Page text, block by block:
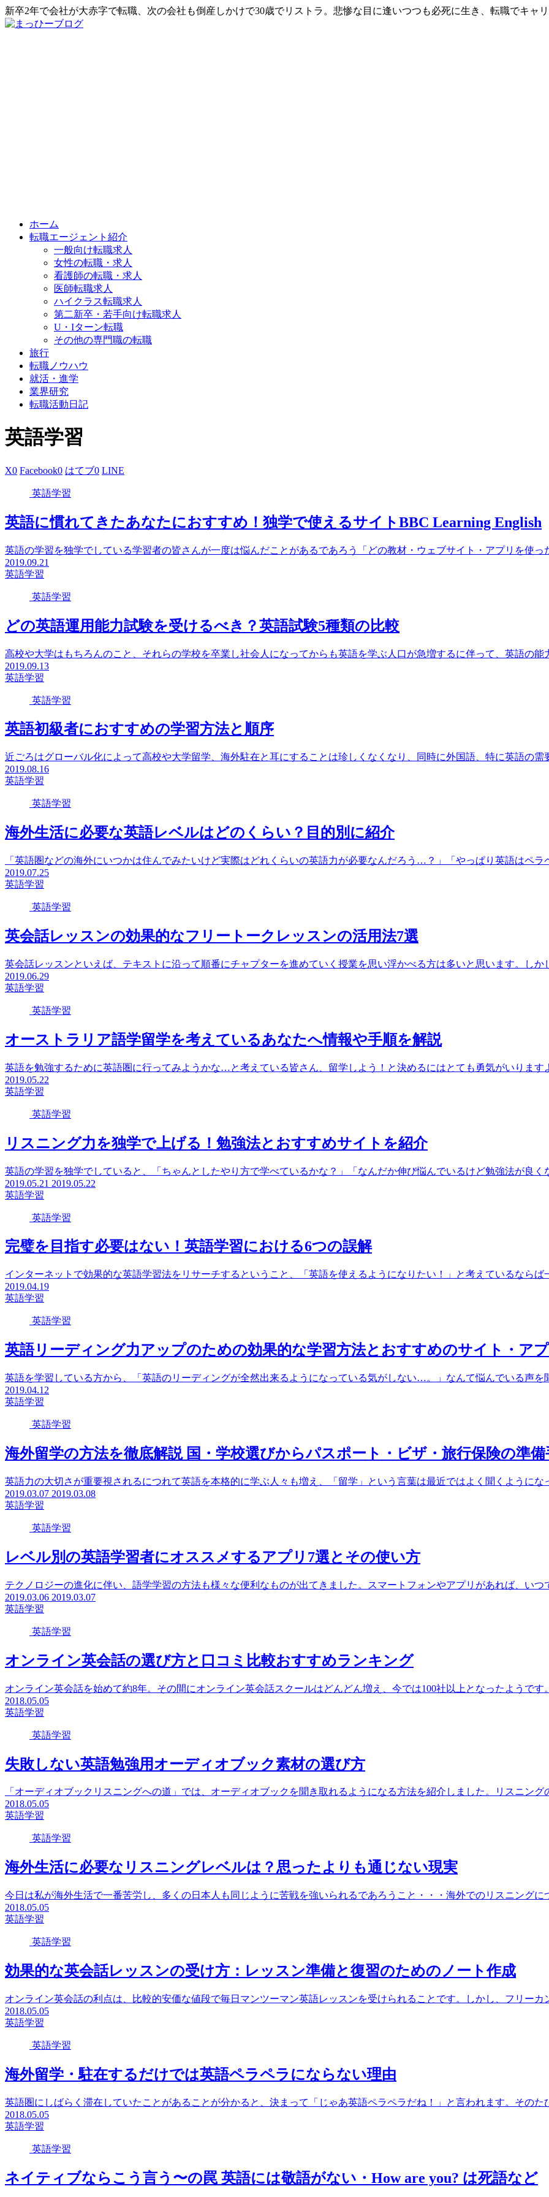
新卒2年で会社が大赤字で転職、次の会社も倒産しかけで30歳でリストラ。悲惨な目に逢いつつも必死に生き、転職でキャ
ホーム
転職エージェント紹介
一般向け転職求人
女性の転職・求人
看護師の転職・求人
医師転職求人
ハイクラス転職求人
第二新卒・若手向け転職求人
U・Iターン転職
その他の専門職の転職
旅行
転職ノウハウ
就活・進学
業界研究
転職活動日記
英語学習
X0 Facebook0 はてブ0 LINE
英語学習
英語に慣れてきたあなたにおすすめ！独学で使えるサイトBBC Learning English
英語の学習を独学でしている学習者の皆さんが一度は悩んだことがあるであろう「どの教材・ウェブサイト・アプリを使っ
2019.09.21
英語学習
英語学習
どの英語運用能力試験を受けるべき？英語試験5種類の比較
高校や大学はもちろんのこと、それらの学校を卒業し社会人になってからも英語を学ぶ人口が急増するに伴って、英語の能
2019.09.13
英語学習
英語学習
英語初級者におすすめの学習方法と順序
近ごろはグローバル化によって高校や大学留学、海外駐在と耳にすることは珍しくなくなり、同時に外国語、特に英語の需
2019.08.16
英語学習
英語学習
海外生活に必要な英語レベルはどのくらい？目的別に紹介
「英語圏などの海外にいつかは住んでみたいけど実際はどれくらいの英語力が必要なんだろう…？」「やっぱり英語はペラ
2019.07.25
英語学習
英語学習
英会話レッスンの効果的なフリートークレッスンの活用法7選
英会話レッスンといえば、テキストに沿って順番にチャプターを進めていく授業を思い浮かべる方は多いと思います。しか
2019.06.29
英語学習
英語学習
オーストラリア語学留学を考えているあなたへ情報や手順を解説
英語を勉強するために英語圏に行ってみようかな…と考えている皆さん、留学しよう！と決めるにはとても勇気がいります
2019.05.22
英語学習
英語学習
リスニング力を独学で上げる！勉強法とおすすめサイトを紹介
英語の学習を独学でしていると、「ちゃんとしたやり方で学べているかな？」「なんだか伸び悩んでいるけど勉強法が良く
2019.05.21 2019.05.22
英語学習
英語学習
完璧を目指す必要はない！英語学習における6つの誤解
インターネットで効果的な英語学習法をリサーチするということ、「英語を使えるようになりたい！」と考えているならば
2019.04.19
英語学習
英語学習
英語リーディング力アップのための効果的な学習方法とおすすめのサイト・アプ
英語を学習している方から、「英語のリーディングが全然出来るようになっている気がしない…。」なんて悩んでいる声を
2019.04.12
英語学習
英語学習
海外留学の方法を徹底解説 国・学校選びからパスポート・ビザ・旅行保険の準
英語力の大切さが重要視されるにつれて英語を本格的に学ぶ人々も増え、「留学」という言葉は最近ではよく聞くようにな
2019.03.07 2019.03.08
英語学習
英語学習
レベル別の英語学習者にオススメするアプリ7選とその使い方
テクノロジーの進化に伴い、語学学習の方法も様々な便利なものが出てきました。スマートフォンやアプリがあれば、いつ
2019.03.06 2019.03.07
英語学習
英語学習
オンライン英会話の選び方と口コミ比較おすすめランキング
オンライン英会話を始めて約8年。その間にオンライン英会話スクールはどんどん増え、今では100社以上となったようです
2018.05.05
英語学習
英語学習
失敗しない英語勉強用オーディオブック素材の選び方
「オーディオブックリスニングへの道」では、オーディオブックを聞き取れるようになる方法を紹介しました。リスニング
2018.05.05
英語学習
英語学習
海外生活に必要なリスニングレベルは？思ったよりも通じない現実
今日は私が海外生活で一番苦労し、多くの日本人も同じように苦戦を強いられるであろうこと・・・海外でのリスニングに
2018.05.05
英語学習
英語学習
効果的な英会話レッスンの受け方：レッスン準備と復習のためのノート作成
オンライン英会話の利点は、比較的安価な値段で毎日マンツーマン英語レッスンを受けられることです。しかし、フリーカ
2018.05.05
英語学習
英語学習
海外留学・駐在するだけでは英語ペラペラにならない理由
英語圏にしばらく滞在していたことがあることが分かると、決まって「じゃあ英語ペラペラだね！」と言われます。そのた
2018.05.05
英語学習
英語学習
ネイティブならこう言う〜の罠 英語には敬語がない・How are you? は死語など